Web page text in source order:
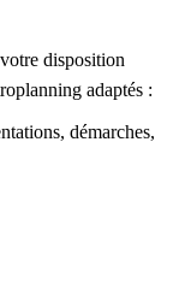
disposition
adaptés :
démarches,